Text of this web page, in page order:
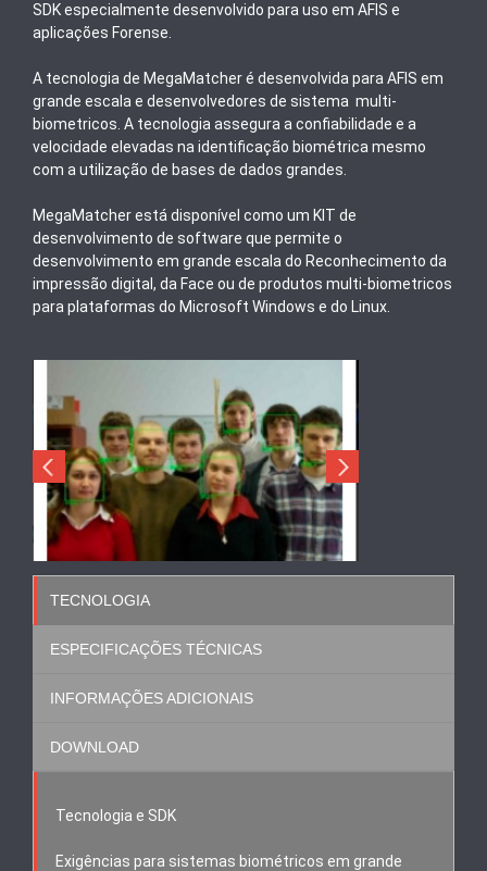
SDK especialmente desenvolvido para uso em AFIS e
aplicações Forense.
A tecnologia de MegaMatcher é desenvolvida para AFIS em
grande escala e desenvolvedores de sistema multi-
biometricos. A tecnologia assegura a confiabilidade e a
velocidade elevadas na identificação biométrica mesmo
com a utilização de bases de dados grandes.
MegaMatcher está disponível como um KIT de
desenvolvimento de software que permite o
desenvolvimento em grande escala do Reconhecimento da
impressão digital, da Face ou de produtos multi-biometricos
para plataformas do Microsoft Windows e do Linux.
TECNOLOGIA
ESPECIFICAÇÕES TÉCNICAS
INFORMAÇÕES ADICIONAIS
DOWNLOAD
Tecnologia e SDK
Exigências para sistemas biométricos em grande